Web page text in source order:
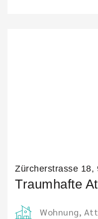
Zürcherstrasse 18,
Traumhafte
Wohnung,